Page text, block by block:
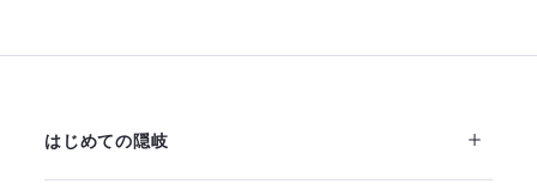
はじめての隠岐